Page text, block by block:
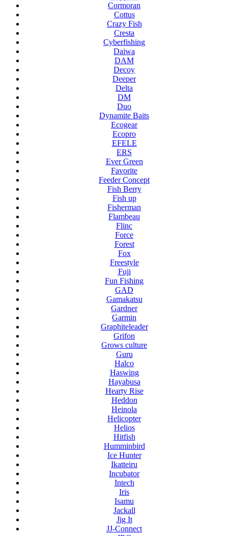
Cormoran
Cottus
Crazy Fish
Cresta
Cyberfishing
Daiwa
DAM
Decoy
Deeper
Delta
DM
Duo
Dynamite Baits
Ecogear
Ecopro
EFELE
ERS
Ever Green
Favorite
Feeder Concept
Fish Berry
Fish up
Fisherman
Flambeau
Flinc
Force
Forest
Fox
Freestyle
Fuji
Fun Fishing
GAD
Gamakatsu
Gardner
Garmin
Graphiteleader
Grifon
Grows culture
Guru
Halco
Haswing
Hayabusa
Hearty Rise
Heddon
Heinola
Helicopter
Helios
Hitfish
Humminbird
Ice Hunter
Ikatteiru
Incubator
Intech
Iris
Isamu
Jackall
Jig It
JJ-Connect